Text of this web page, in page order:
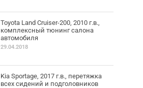
Toyota Land Cruiser-200, 2010 г.в.,
комплексный тюнинг салона
автомобиля
29.04.2018
Kia Sportage, 2017 г.в., перетяжка
всех сидений и подголовников